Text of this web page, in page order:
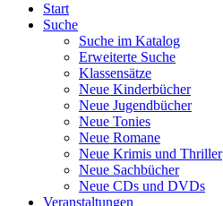
Start
Suche
Suche im Katalog
Erweiterte Suche
Klassensätze
Neue Kinderbücher
Neue Jugendbücher
Neue Tonies
Neue Romane
Neue Krimis und Thriller
Neue Sachbücher
Neue CDs und DVDs
Veranstaltungen